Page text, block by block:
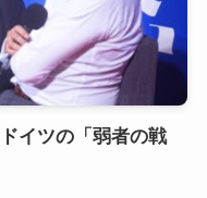
イツの「弱者の戦